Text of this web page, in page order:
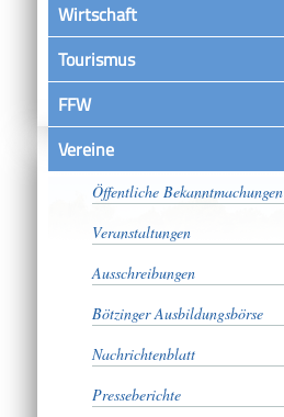
Wirtschaft
Tourismus
FFW
VereineSatzungen
Öffentliche Bekanntmachungen
Veranstaltungen
Ausschreibungen
Bötzinger Ausbildungsbörse
Nachrichtenblatt
Presseberichte